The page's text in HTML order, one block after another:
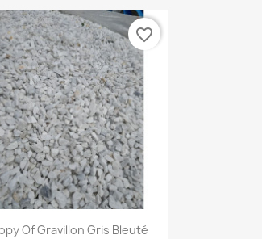
Aperçu rapide
Of Gravillon Gris Bleuté
favorite_border